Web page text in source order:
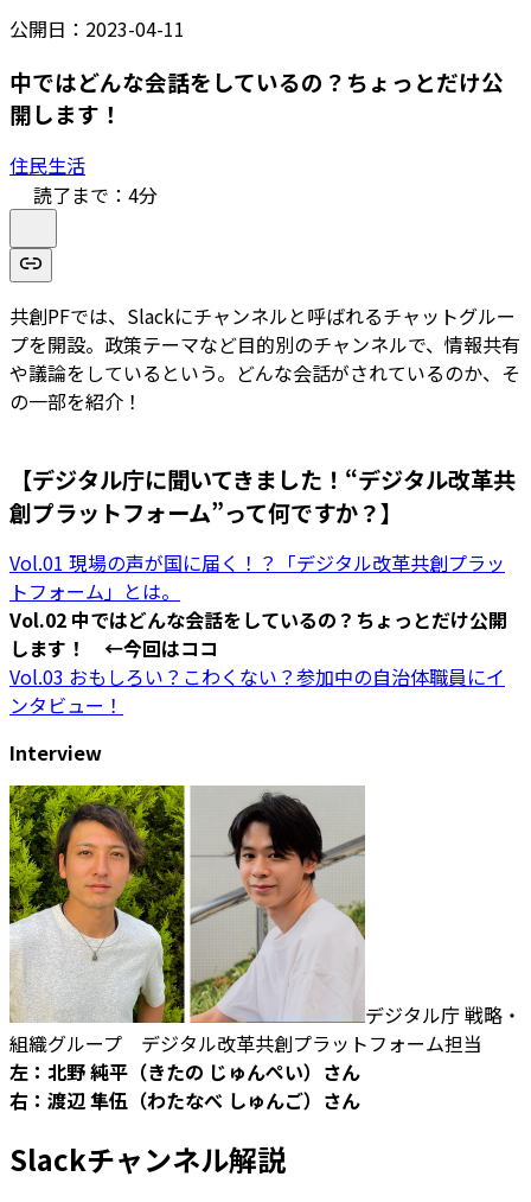
公開日： 2023-04-11
中ではどんな会話をしているの？ちょっとだけ公
開します！
住民生活
読了まで： 4分
共創PFでは、Slackにチャンネルと呼ばれるチャットグルー
プを開設。政策テーマなど目的別のチャンネルで、情報共有
や議論をしているという。どんな会話がされているのか、そ
の一部を紹介！
【デジタル庁に聞いてきました！“デジタル改革共
創プラットフォーム”って何ですか？】
Vol.01 現場の声が国に届く！？「デジタル改革共創プラッ
トフォーム」とは。
Vol.02 中ではどんな会話をしているの？ちょっとだけ公開
します！ ←今回はココ
Vol.03 おもしろい？こわくない？参加中の自治体職員にイ
ンタビュー！
Interview
デジタル庁 戦略・
組織グループ デジタル改革共創プラットフォーム担当
左：北野 純平（きたの じゅんぺい）さん
右：渡辺 隼伍（わたなべ しゅんご）さん
Slackチャンネル解説